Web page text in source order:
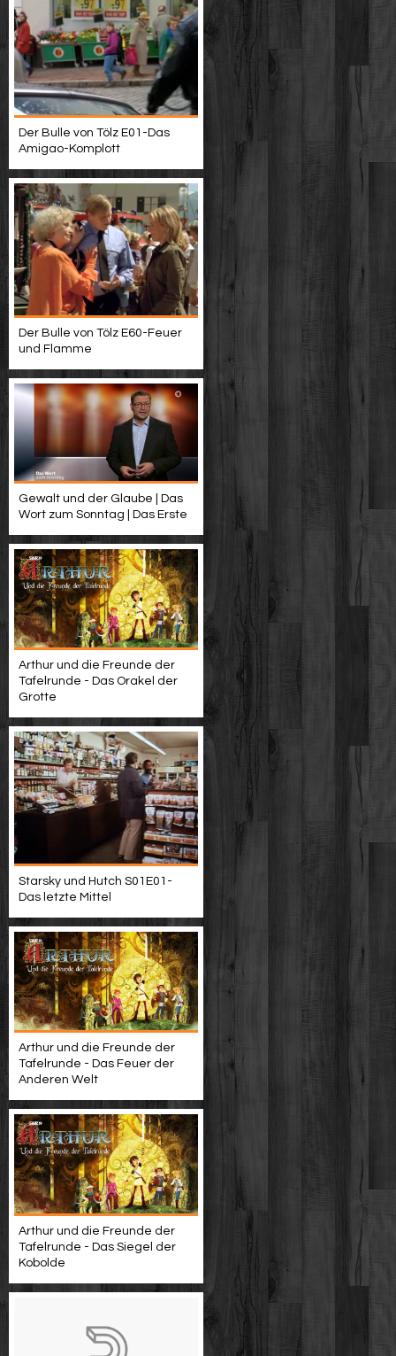
Der Bulle von Tölz E01-Das
Amigao-Komplott
Der Bulle von Tölz E60-Feuer
und Flamme
Gewalt und der Glaube | Das
Wort zum Sonntag | Das Erste
Arthur und die Freunde der
Tafelrunde - Das Orakel der
Grotte
Starsky und Hutch S01E01-
Das letzte Mittel
Arthur und die Freunde der
Tafelrunde - Das Feuer der
Anderen Welt
Arthur und die Freunde der
Tafelrunde - Das Siegel der
Kobolde